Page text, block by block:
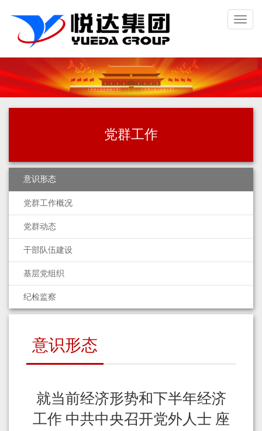
Toggle
党群工作
意识形态
党群工作概况
党群动态
干部队伍建设
基层党组织
纪检监察
意识形态
就当前经济形势和下半年经济
工作 中共中央召开党外人士 座